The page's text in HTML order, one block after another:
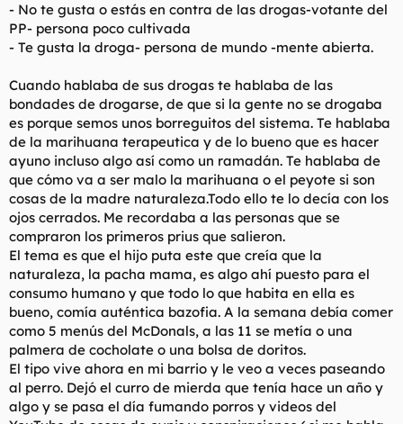
- No te gusta o estás en contra de las drogas-votante del
PP- persona poco cultivada
- Te gusta la droga- persona de mundo -mente abierta.
Cuando hablaba de sus drogas te hablaba de las
bondades de drogarse, de que si la gente no se drogaba
es porque semos unos borreguitos del sistema. Te hablaba
de la marihuana terapeutica y de lo bueno que es hacer
ayuno incluso algo así como un ramadán. Te hablaba de
que cómo va a ser malo la marihuana o el peyote si son
cosas de la madre naturaleza.Todo ello te lo decía con los
ojos cerrados. Me recordaba a las personas que se
compraron los primeros prius que salieron.
El tema es que el hijo puta este que creía que la
naturaleza, la pacha mama, es algo ahí puesto para el
consumo humano y que todo lo que habita en ella es
bueno, comía auténtica bazofia. A la semana debía comer
como 5 menús del McDonals, a las 11 se metía o una
palmera de cocholate o una bolsa de doritos.
El tipo vive ahora en mi barrio y le veo a veces paseando
al perro. Dejó el curro de mierda que tenía hace un año y
algo y se pasa el día fumando porros y videos del